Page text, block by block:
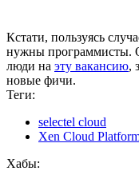
Кстати, пользуясь
нужны программисты.
люди на эту вакансию,
новые фичи.
Теги:
selectel cloud
Xen Cloud
Хабы: